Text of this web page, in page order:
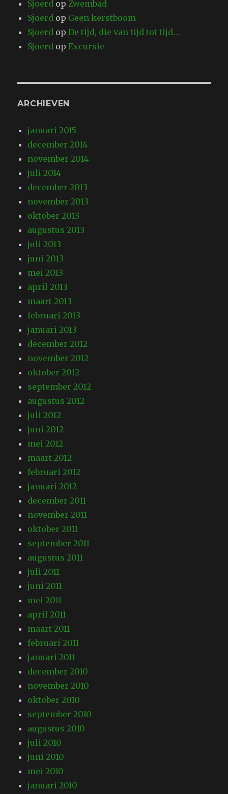
Sjoerd opZwembad
Sjoerd op Geen kerstboom
Sjoerd opDe tijd, die van tijd tot tijd…
Sjoerd opExcursie
ARCHIEVEN
januari 2015
december 2014
november 2014
juli 2014
december 2013
november 2013
oktober 2013
augustus 2013
juli 2013
juni 2013
mei 2013
april 2013
maart 2013
februari 2013
januari 2013
december 2012
november 2012
oktober 2012
september 2012
augustus 2012
juli 2012
juni 2012
mei 2012
maart 2012
februari 2012
januari 2012
december 2011
november 2011
oktober 2011
september 2011
augustus 2011
juli 2011
juni 2011
mei 2011
april 2011
maart 2011
februari 2011
januari 2011
december 2010
november 2010
oktober 2010
september 2010
augustus 2010
juli 2010
juni 2010
mei 2010
januari 2010